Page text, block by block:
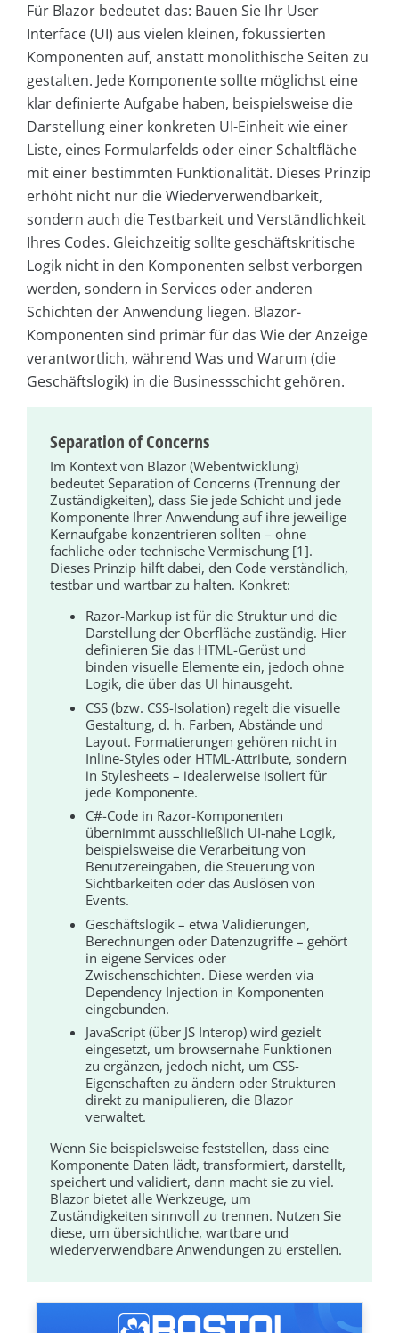
Für Blazor bedeutet das: Bauen Sie Ihr User
Interface (UI) aus vielen kleinen, fokussierten
Komponenten auf, anstatt monolithische Seiten zu
gestalten. Jede Komponente sollte möglichst eine
klar definierte Aufgabe haben, beispielsweise die
Darstellung einer konkreten UI-Einheit wie einer
Liste, eines Formularfelds oder einer Schaltfläche
mit einer bestimmten Funktionalität. Dieses Prinzip
erhöht nicht nur die Wiederverwendbarkeit,
sondern auch die Testbarkeit und Verständlichkeit
Ihres Codes. Gleichzeitig sollte geschäftskritische
Logik nicht in den Komponenten selbst verborgen
werden, sondern in Services oder anderen
Schichten der Anwendung liegen. Blazor-
Komponenten sind primär für das Wie der Anzeige
verantwortlich, während Was und Warum (die
Geschäftslogik) in die Businessschicht gehören.
Separation of Concerns
Im Kontext von Blazor (Webentwicklung)
bedeutet Separation of Concerns (Trennung der
Zuständigkeiten), dass Sie jede Schicht und jede
Komponente Ihrer Anwendung auf ihre jeweilige
Kernaufgabe konzentrieren sollten – ohne
fachliche oder technische Vermischung [1].
Dieses Prinzip hilft dabei, den Code verständlich,
testbar und wartbar zu halten. Konkret:
Razor-Markup ist für die Struktur und die
Darstellung der Oberfläche zuständig. Hier
definieren Sie das HTML-Gerüst und
binden visuelle Elemente ein, jedoch ohne
Logik, die über das UI hinausgeht.
CSS (bzw. CSS-Isolation) regelt die visuelle
Gestaltung, d. h. Farben, Abstände und
Layout. Formatierungen gehören nicht in
Inline-Styles oder HTML-Attribute, sondern
in Stylesheets – idealerweise isoliert für
jede Komponente.
C#-Code in Razor-Komponenten
übernimmt ausschließlich UI-nahe Logik,
beispielsweise die Verarbeitung von
Benutzereingaben, die Steuerung von
Sichtbarkeiten oder das Auslösen von
Events.
Geschäftslogik – etwa Validierungen,
Berechnungen oder Datenzugriffe – gehört
in eigene Services oder
Zwischenschichten. Diese werden via
Dependency Injection in Komponenten
eingebunden.
JavaScript (über JS Interop) wird gezielt
eingesetzt, um browsernahe Funktionen
zu ergänzen, jedoch nicht, um CSS-
Eigenschaften zu ändern oder Strukturen
direkt zu manipulieren, die Blazor
verwaltet.
Wenn Sie beispielsweise feststellen, dass eine
Komponente Daten lädt, transformiert, darstellt,
speichert und validiert, dann macht sie zu viel.
Blazor bietet alle Werkzeuge, um
Zuständigkeiten sinnvoll zu trennen. Nutzen Sie
diese, um übersichtliche, wartbare und
wiederverwendbare Anwendungen zu erstellen.